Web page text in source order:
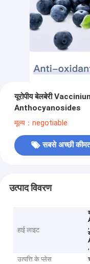
यूरोपीय बेलबेरी
Anthocyanosides
मूल्य：negotiable
सबसे अच्छी
उत्पाद विवरण
हाई लाइट
,
उत्पत्ति के प्लेस